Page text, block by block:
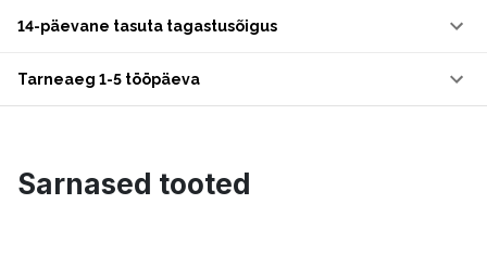
14-päevane tasuta tagastusõigus
Tarneaeg 1-5 tööpäeva
Sarnased tooted